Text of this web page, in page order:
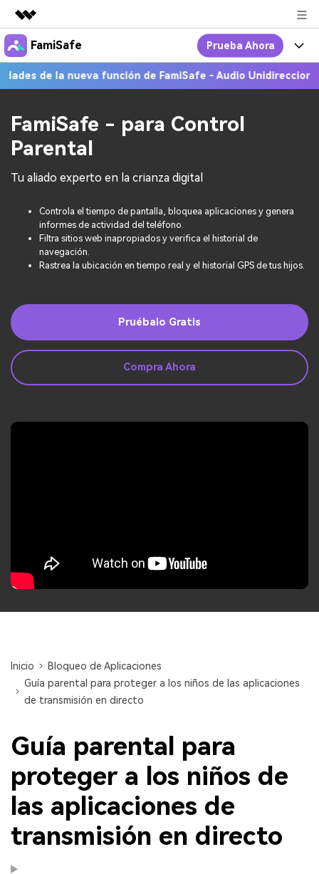
Productos destacados
Creatividad digital con AIGC
Empresas
Soluciones
Quiénes somos
Sala de prensa
Soporte
FamiSafe Prueba Ahora
Por Qué FamiSafe
FamiSafe - Tu Aliado en
Acciones Interactivas
Productos
FamiSafe
FamiSafe Edu
Geonection
Precios
Temas Relevantes
Guías Prácticas
Ver Más >
Precios
Abre La App
la nueva función de FamiSafe - Audio Unidireccional!Más
FamiSafe - para Control
Parental
Tu aliado experto en la crianza digital
Controla el tiempo de pantalla, bloquea aplicaciones y genera
informes de actividad del teléfono.
Filtra sitios web inapropiados y verifica el historial de
navegación.
Rastrea la ubicación en tiempo real y el historial GPS de tus hijos.
Pruébalo Gratis
Compra Ahora
Inicio
Bloqueo de Aplicaciones
Guía parental para proteger a los niños de las aplicaciones
de transmisión en directo
Guía parental para
proteger a los niños de
las aplicaciones de
transmisión en directo